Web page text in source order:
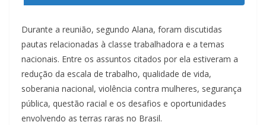
Durante a reunião, segundo Alana, foram discutidas
pautas relacionadas à classe trabalhadora e a temas
nacionais. Entre os assuntos citados por ela estiveram a
redução da escala de trabalho, qualidade de vida,
soberania nacional, violência contra mulheres, segurança
pública, questão racial e os desafios e oportunidades
envolvendo as terras raras no Brasil.